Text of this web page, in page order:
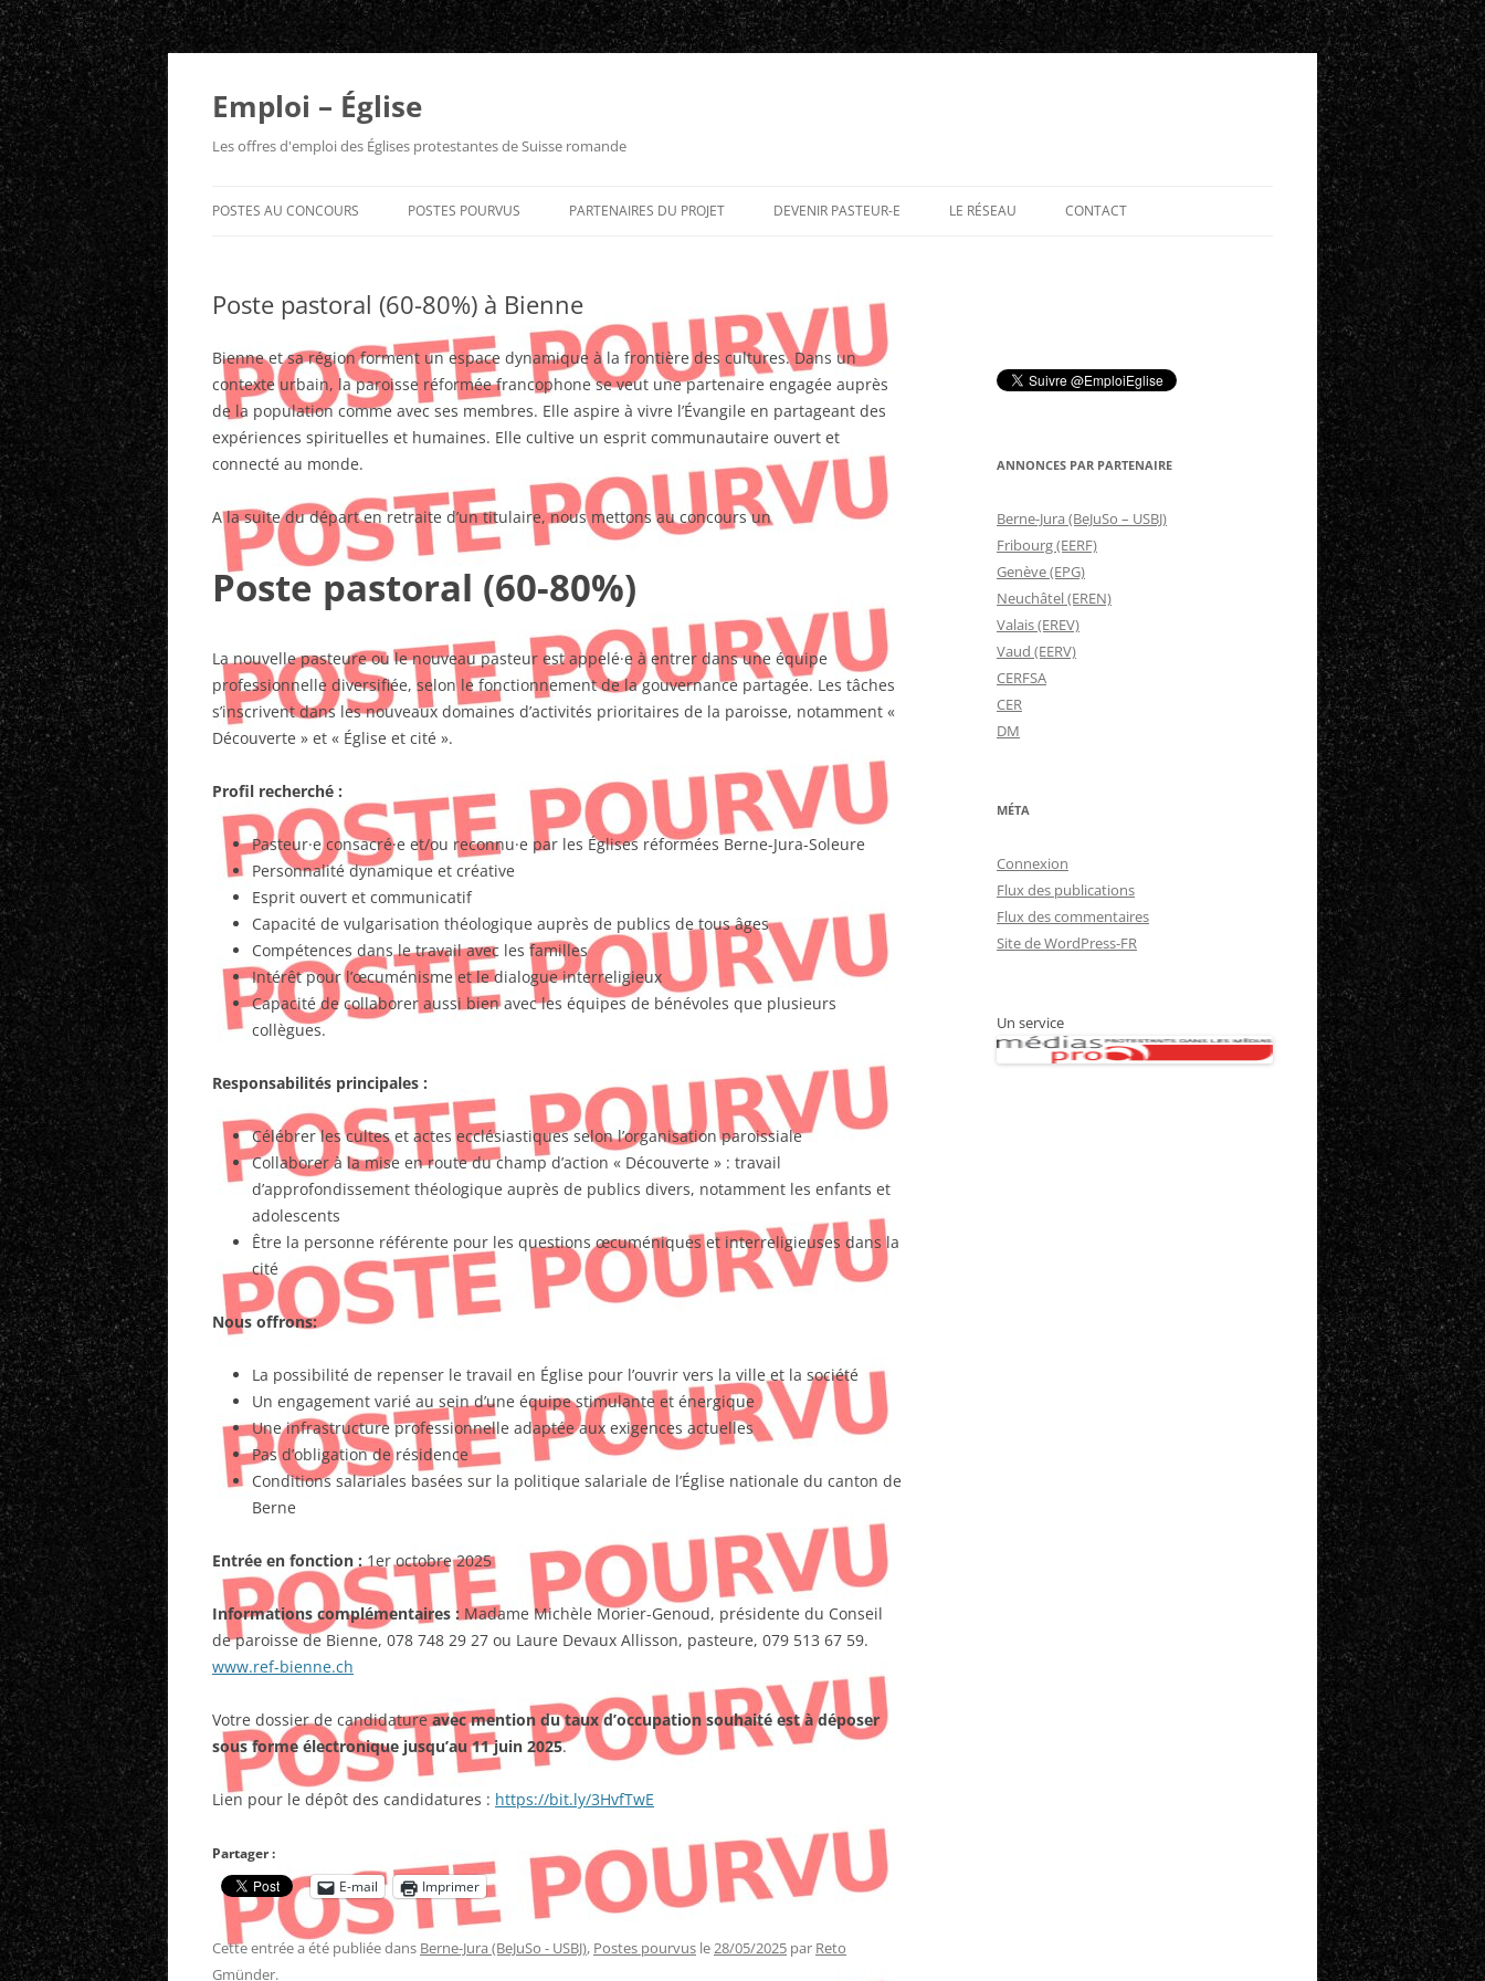
Aller
Emploi – Église
Les offres d'emploi des Églises protestantes de Suisse romande
POSTES AU CONCOURS POSTES POURVUS PARTENAIRES DU PROJET DEVENIR PASTEUR-E LE RÉSEAU CONTACT
Poste pastoral (60-80%) à Bienne
Bienne et sa région forment un espace dynamique à la frontière des cultures. Dans un
contexte urbain, la paroisse réformée francophone se veut une partenaire engagée auprès
de la population comme avec ses membres. Elle aspire à vivre l’Évangile en partageant des
expériences spirituelles et humaines. Elle cultive un esprit communautaire ouvert et
connecté au monde.
A la suite du départ en retraite d’un titulaire, nous mettons au concours un
Poste pastoral (60-80%)
La nouvelle pasteure ou le nouveau pasteur est appelé·e à entrer dans une équipe
professionnelle diversifiée, selon le fonctionnement de la gouvernance partagée. Les tâches
s’inscrivent dans les nouveaux domaines d’activités prioritaires de la paroisse, notamment «
Découverte » et « Église et cité ».
Profil recherché :
Pasteur·e consacré·e et/ou reconnu·e par les Églises réformées Berne-Jura-Soleure
Personnalité dynamique et créative
Esprit ouvert et communicatif
Capacité de vulgarisation théologique auprès de publics de tous âges
Compétences dans le travail avec les familles
Intérêt pour l’œcuménisme et le dialogue interreligieux
Capacité de collaborer aussi bien avec les équipes de bénévoles que plusieurs
collègues.
Responsabilités principales :
Célébrer les cultes et actes ecclésiastiques selon l’organisation paroissiale
Collaborer à la mise en route du champ d’action « Découverte » : travail
d’approfondissement théologique auprès de publics divers, notamment les enfants et
adolescents
Être la personne référente pour les questions œcuméniques et interreligieuses dans la
cité
Nous offrons:
La possibilité de repenser le travail en Église pour l’ouvrir vers la ville et la société
Un engagement varié au sein d’une équipe stimulante et énergique
Une infrastructure professionnelle adaptée aux exigences actuelles
Pas d’obligation de résidence
Conditions salariales basées sur la politique salariale de l’Église nationale du canton de
Berne
Entrée en fonction :1er octobre 2025
Informations complémentaires :Madame Michèle Morier-Genoud, présidente du Conseil
de paroisse de Bienne, 078 748 29 27 ou Laure Devaux Allisson, pasteure, 079 513 67 59.
www.ref-bienne.ch
Votre dossier de candidatureavec mention du taux d’occupation souhaité est à déposer
sous forme électronique jusqu’au 11 juin 2025.
Lien pour le dépôt des candidatures : https://bit.ly/3HvfTwE
Partager :
E-mail
Imprimer
Cette entrée a été publiée dans Berne-Jura (BeJuSo - USBJ), Postes pourvus le28/05/2025 par Reto
Gmünder.
ANNONCES PAR PARTENAIRE
Berne-Jura (BeJuSo – USBJ)
Fribourg (EERF)
Genève (EPG)
Neuchâtel (EREN)
Valais (EREV)
Vaud (EERV)
CERFSA
CER
DM
MÉTA
Connexion
Flux des publications
Flux des commentaires
Site de WordPress-FR
Un service